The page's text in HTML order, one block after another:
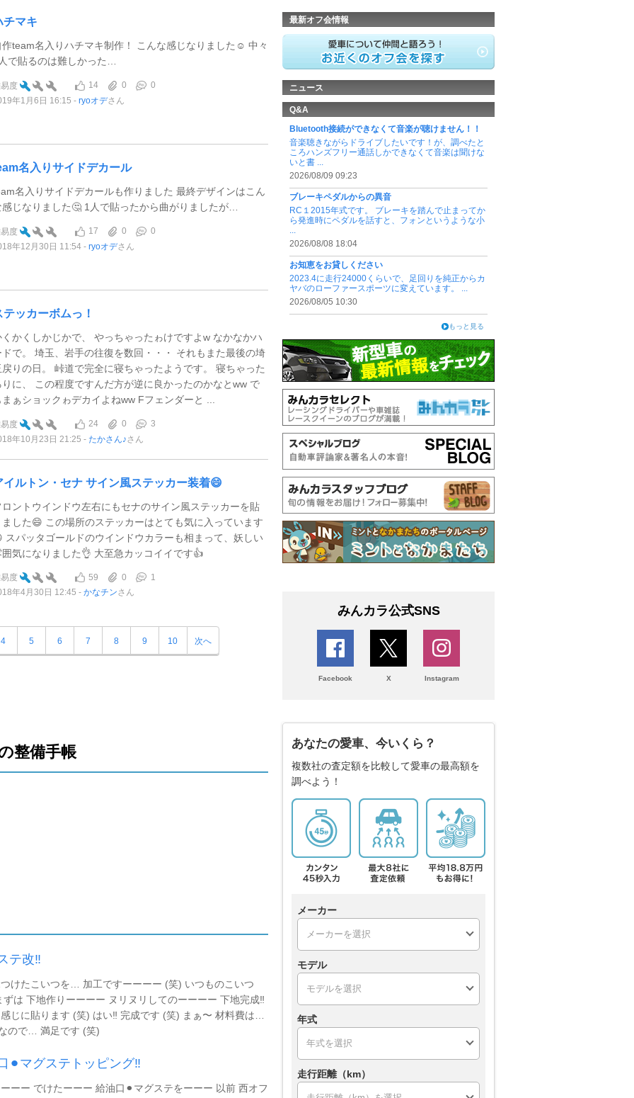
チマキ
作team名入りハチマキ制作！ こんな感じなりました☺️ 中々
で貼るのは難しかった…
度 14 0
0
年1月6日 16:15
ryoオデさん
名入りサイドデカール
名入りサイドデカールも作りました 最終デザインはこん
感じなりました🤔 1人で貼ったから曲がりましたが…
度 17 0
0
年12月30日 11:54
ryoオデさん
テッカーボムっ！
くかくしかじかで、 やっちゃったゎけですよw なかなかハ
ドで。 埼玉、岩手の往復を数回・・・ それもまた最後の埼
戻りの日。 峠道で完全に寝ちゃったようです。 寝ちゃった
りに、 この程度ですんだ方が逆に良かったのかなとww で
まぁショックゎデカイよねww Fフェンダーと ...
度 24 0
3
年10月23日 21:25
たかさん♪さん
イルトン・セナ サイン風ステッカー装着😄
ロントウインドウ左右にもセナのサイン風ステッカーを貼
ました😄 この場所のステッカーはとても気に入っています
スパッタゴールドのウインドウカラーも相まって、妖しい
囲気になりました👌 大至急カッコイイです👍
度 59 0
1
年4月30日 12:45
かなチンさん
4 5 6 7 8 9 10 次へ
整備手帳
テ改‼️
けたこいつを… 加工ですーーーー (笑) いつものこいつ
は 下地作りーーーー ヌリヌリしてのーーーー 下地完成‼️
じに貼ります (笑) はい‼️ 完成です (笑) まぁ〜 材料費は…
ので… 満足です (笑)
⚫︎マグステトッピング‼️
ーー でけたーーー 給油口⚫︎マグステをーーー 以前 西オフ
最新オフ会情報
ニュース
Q&A
Bluetooth接続ができなくて音楽が聴けません！！
音楽聴きながらドライブしたいです！が、調べたと
ころハンズフリー通話しかできなくて音楽は聞けな
いと書 ...
2026/08/09 09:23
ブレーキペダルからの異音
RC１2015年式です。 ブレーキを踏んで止まってか
ら発進時にペダルを話すと、フォンというような小
...
2026/08/08 18:04
お知恵をお貸しください
2023.4に走行24000くらいで、足回りを純正からカ
ヤバのローファースポーツに変えています。 ...
2026/08/05 10:30
もっと見る
みんカラ公式SNS
Facebook X Instagram
あなたの愛車、今いくら？
複数社の査定額を比較して愛車の最高額を
調べよう！
メーカー
モデル
年式
走行距離（km）